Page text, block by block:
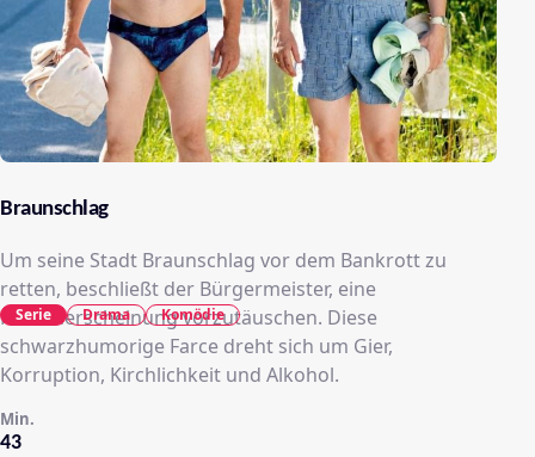
Braunschlag
Um seine Stadt Braunschlag vor dem Bankrott zu
retten, beschließt der Bürgermeister, eine
Marienerscheinung vorzutäuschen. Diese
schwarzhumorige Farce dreht sich um Gier,
Korruption, Kirchlichkeit und Alkohol.
43
Min.
Serie Drama Komödie